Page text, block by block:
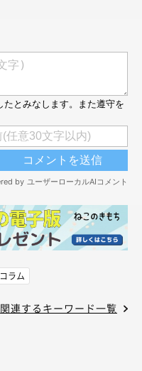
コラム
関連するキーワード一覧